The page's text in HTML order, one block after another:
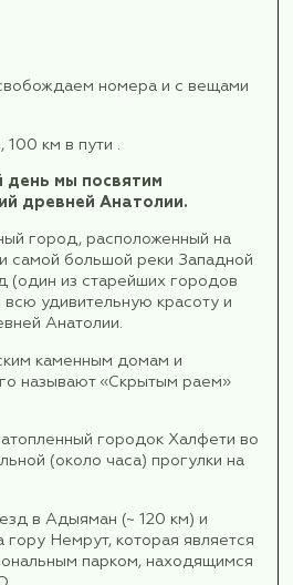
потому что
Евфрат между двумя
в Зевгме размещались
пунктом сбора дорожных
процветала как
самым крупным и
восточных границ Римской
раскопки этого
году , и мы сможем
к историческому
и деревянными
восточный базар.
столицей пахлавы,
попробуем этот
десерт во время